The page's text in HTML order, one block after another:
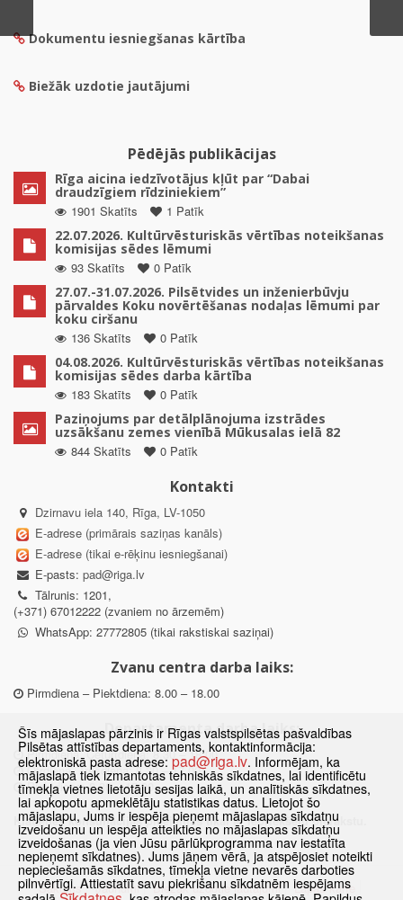
Dokumentu iesniegšanas kārtība
Biežāk uzdotie jautājumi
Pēdējās publikācijas
Rīga aicina iedzīvotājus kļūt par “Dabai
draudzīgiem rīdziniekiem”
1901 Skatīts
1 Patīk
22.07.2026. Kultūrvēsturiskās vērtības noteikšanas
komisijas sēdes lēmumi
93 Skatīts
0 Patīk
27.07.-31.07.2026. Pilsētvides un inženierbūvju
pārvaldes Koku novērtēšanas nodaļas lēmumi par
koku ciršanu
136 Skatīts
0 Patīk
04.08.2026. Kultūrvēsturiskās vērtības noteikšanas
komisijas sēdes darba kārtība
183 Skatīts
0 Patīk
Paziņojums par detālplānojuma izstrādes
uzsākšanu zemes vienībā Mūkusalas ielā 82
844 Skatīts
0 Patīk
Kontakti
Dzirnavu iela 140, Rīga, LV-1050
E-adrese (primārais saziņas kanāls)
E-adrese (tikai e-rēķinu iesniegšanai)
E-pasts: pad@riga.lv
Tālrunis: 1201,
(+371) 67012222 (zvaniem no ārzemēm)
WhatsApp: 27772805 (tikai rakstiskai saziņai)
Zvanu centra darba laiks:
Pirmdiena – Piektdiena: 8.00 – 18.00
Departamenta darba laiks:
Pirmdiena, Ceturtdiena: 8.30 – 18.00
Otrdiena, Trešdiena: 8.30 – 17.00
Piektdiena: 8.30 – 15.00
Klātienes konsultācijas pieejamas tikai ar iepriekšēju pierakstu.
Sākums Jaunumi Biežāk uzdotie jautājumi
Lapas karte
Šīs mājaslapas pārzinis ir Rīgas valstspilsētas pašvaldības
Pilsētas attīstības departaments, kontaktinformācija:
elektroniskā pasta adrese: pad@riga.lv. Informējam, ka
mājaslapā tiek izmantotas tehniskās sīkdatnes, lai identificētu
tīmekļa vietnes lietotāju sesijas laikā, un analītiskās sīkdatnes,
lai apkopotu apmeklētāju statistikas datus. Lietojot šo
mājaslapu, Jums ir iespēja pieņemt mājaslapas sīkdatņu
izveidošanu un iespēja atteikties no mājaslapas sīkdatņu
izveidošanas (ja vien Jūsu pārlūkprogramma nav iestatīta
nepieņemt sīkdatnes). Jums jāņem vērā, ja atspējosiet noteikti
nepieciešamās sīkdatnes, tīmekļa vietne nevarēs darboties
pilnvērtīgi. Attiestatīt savu piekrišanu sīkdatnēm iespējams